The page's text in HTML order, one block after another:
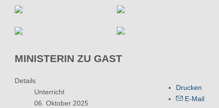
MINISTERIN ZU GAST
Drucken
E-Mail
Details
Unterricht
06. Oktober 2025